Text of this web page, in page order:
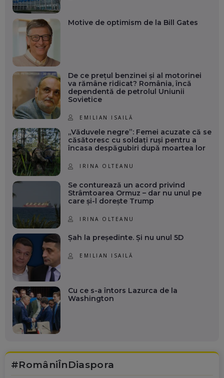
Motive de optimism de la Bill Gates
De ce prețul benzinei și al motorinei
va rămâne ridicat? România, încă
dependentă de petrolul Uniunii
Sovietice
EMILIAN ISAILĂ
„Văduvele negre”: Femei acuzate că se
căsătoresc cu soldați ruși pentru a
încasa despăgubiri după moartea lor
IRINA OLTEANU
Se conturează un acord privind
Strâmtoarea Ormuz – dar nu unul pe
care și-l dorește Trump
IRINA OLTEANU
Șah la președinte. Și nu unul 5D
EMILIAN ISAILĂ
Cu ce s-a întors Lazurca de la
Washington
#RomâniÎnDiaspora